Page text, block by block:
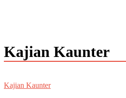
Kajian Kaunter
Kajian Kaunter